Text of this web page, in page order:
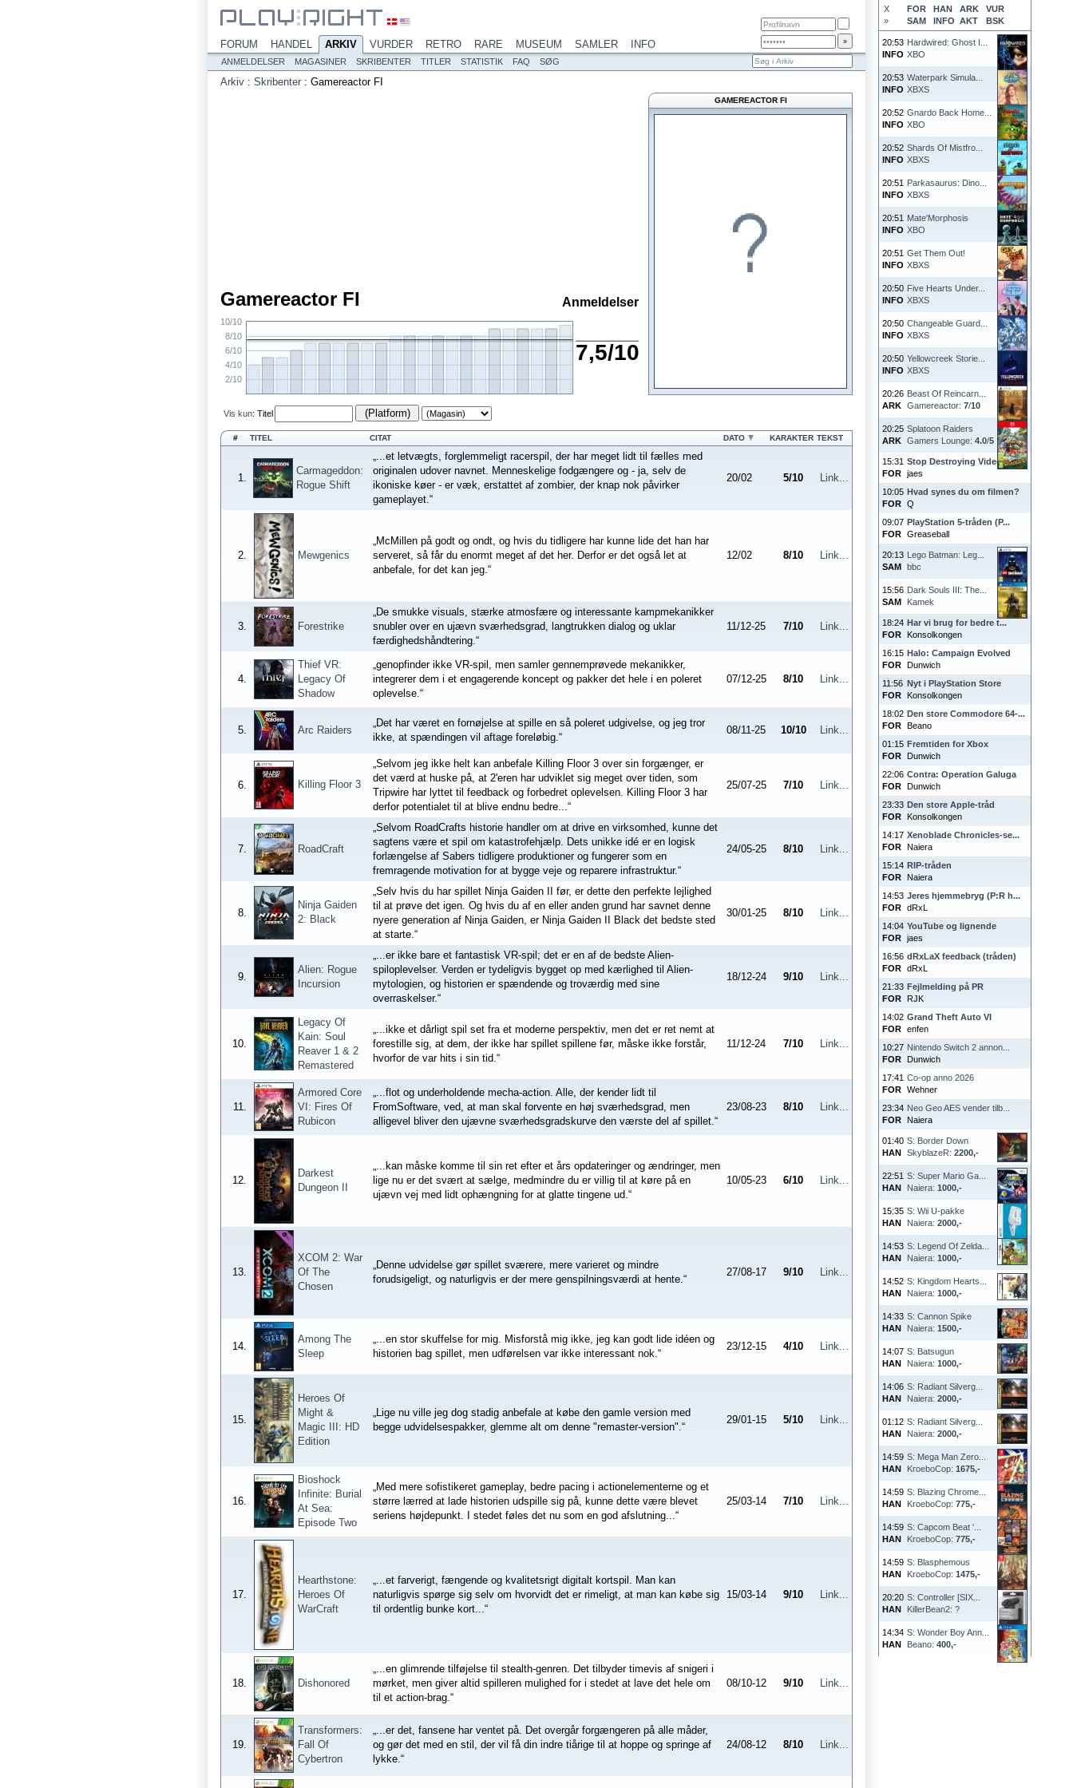
X FOR HAN ARK
VUR
»
SAM INFO AKT BSK
20:53
INFO
Hardwired: Ghost I...
XBO
20:53
INFO
Waterpark Simula...
XBXS
20:52
INFO
Gnardo Back Home...
XBO
20:52
INFO
Shards Of Mistfro...
XBXS
20:51
INFO
Parkasaurus: Dino...
XBXS
20:51
INFO
Mate'Morphosis
XBO
20:51
INFO
Get Them Out!
XBXS
20:50
INFO
Five Hearts Under...
XBXS
20:50
INFO
Changeable Guard...
XBXS
20:50
INFO
Yellowcreek Storie...
XBXS
20:26
ARK
Beast Of Reincarn...
Gamereactor: 7/10
20:25
ARK
Splatoon Raiders
Gamers Lounge: 4.0/5
15:31
FOR
Stop Destroying Videoga...
jaes
10:05
FOR
Hvad synes du om filmen?
Q
09:07
FOR
PlayStation 5-tråden (P...
Greaseball
20:13
SAM
Lego Batman: Leg...
bbc
15:56
SAM
Dark Souls III: The...
Kamek
18:24
FOR
Har vi brug for bedre t...
Konsolkongen
16:15
FOR
Halo: Campaign Evolved
Dunwich
11:56
FOR
Nyt i PlayStation Store
Konsolkongen
18:02
FOR
Den store Commodore 64-...
Beano
01:15
FOR
Fremtiden for Xbox
Dunwich
22:06
FOR
Contra: Operation Galuga
Dunwich
23:33
FOR
Den store Apple-tråd
Konsolkongen
14:17
FOR
Xenoblade Chronicles-se...
Naiera
15:14
FOR
RIP-tråden
Naiera
14:53
FOR
Jeres hjemmebryg (P:R h...
dRxL
14:04
FOR
YouTube og lignende
jaes
16:56
FOR
dRxLaX feedback (tråden)
dRxL
21:33
FOR
Fejlmelding på PR
RJK
14:02
FOR
Grand Theft Auto VI
enfen
10:27
FOR
Nintendo Switch 2 annon...
Dunwich
17:41
FOR
Co-op anno 2026
Wehner
23:34
FOR
Neo Geo AES vender tilb...
Naiera
01:40
HAN
S: Border Down
SkyblazeR: 2200,-
22:51
HAN
S: Super Mario Ga...
Naiera: 1000,-
15:35
HAN
S: Wii U-pakke
Naiera: 2000,-
14:53
HAN
S: Legend Of Zelda...
Naiera: 1000,-
14:52
HAN
S: Kingdom Hearts...
Naiera: 1000,-
14:33
HAN
S: Cannon Spike
Naiera: 1500,-
14:07
HAN
S: Batsugun
Naiera: 1000,-
14:06
HAN
S: Radiant Silverg...
Naiera: 2000,-
01:12
HAN
S: Radiant Silverg...
Naiera: 2000,-
14:59
HAN
S: Mega Man Zero...
KroeboCop: 1675,-
14:59
HAN
S: Blazing Chrome...
KroeboCop: 775,-
14:59
HAN
S: Capcom Beat '...
KroeboCop: 775,-
14:59
HAN
S: Blasphemous
KroeboCop: 1475,-
20:20
HAN
S: Controller [SIX...
KillerBean2: ?
14:34
HAN
S: Wonder Boy Ann...
Beano: 400,-
FORUM HANDEL ARKIV VURDER RETRO RARE MUSEUM SAMLER INFO
ANMELDELSER MAGASINER SKRIBENTER TITLER STATISTIK FAQ SØG
Arkiv : Skribenter : Gamereactor FI
Gamereactor FI Anmeldelser
2/10
4/10
6/10
8/10
10/10
7,5/10
GAMEREACTOR FI
Vis kun: Titel (Platform)
# TITEL CITAT DATO KARAKTER TEKST
1.
Carmageddon:
Rogue Shift
„...et letvægts, forglemmeligt racerspil, der har meget lidt til fælles med
originalen udover navnet. Menneskelige fodgængere og - ja, selv de
ikoniske køer - er væk, erstattet af zombier, der knap nok påvirker
gameplayet.“
20/02 5/10 Link...
2. Mewgenics
„McMillen på godt og ondt, og hvis du tidligere har kunne lide det han har
serveret, så får du enormt meget af det her. Derfor er det også let at
anbefale, for det kan jeg.“
12/02 8/10 Link...
3. Forestrike
„De smukke visuals, stærke atmosfære og interessante kampmekanikker
snubler over en ujævn sværhedsgrad, langtrukken dialog og uklar
færdighedshåndtering.“
11/12-25 7/10 Link...
4.
Thief VR:
Legacy Of
Shadow
„genopfinder ikke VR-spil, men samler gennemprøvede mekanikker,
integrerer dem i et engagerende koncept og pakker det hele i en poleret
oplevelse.“
07/12-25 8/10 Link...
5. Arc Raiders
„Det har været en fornøjelse at spille en så poleret udgivelse, og jeg tror
ikke, at spændingen vil aftage foreløbig.“
08/11-25 10/10 Link...
6. Killing Floor 3
„Selvom jeg ikke helt kan anbefale Killing Floor 3 over sin forgænger, er
det værd at huske på, at 2'eren har udviklet sig meget over tiden, som
Tripwire har lyttet til feedback og forbedret oplevelsen. Killing Floor 3 har
derfor potentialet til at blive endnu bedre...“
25/07-25 7/10 Link...
7. RoadCraft
„Selvom RoadCrafts historie handler om at drive en virksomhed, kunne det
sagtens være et spil om katastrofehjælp. Dets unikke idé er en logisk
forlængelse af Sabers tidligere produktioner og fungerer som en
fremragende motivation for at bygge veje og reparere infrastruktur.“
24/05-25 8/10 Link...
8.
Ninja Gaiden
2: Black
„Selv hvis du har spillet Ninja Gaiden II før, er dette den perfekte lejlighed
til at prøve det igen. Og hvis du af en eller anden grund har savnet denne
nyere generation af Ninja Gaiden, er Ninja Gaiden II Black det bedste sted
at starte.“
30/01-25 8/10 Link...
9.
Alien: Rogue
Incursion
„...er ikke bare et fantastisk VR-spil; det er en af de bedste Alien-
spiloplevelser. Verden er tydeligvis bygget op med kærlighed til Alien-
mytologien, og historien er spændende og troværdig med sine
overraskelser.“
18/12-24 9/10 Link...
10.
Legacy Of
Kain: Soul
Reaver 1 & 2
Remastered
„...ikke et dårligt spil set fra et moderne perspektiv, men det er ret nemt at
forestille sig, at dem, der ikke har spillet spillene før, måske ikke forstår,
hvorfor de var hits i sin tid.“
11/12-24 7/10 Link...
11.
Armored Core
VI: Fires Of
Rubicon
„...flot og underholdende mecha-action. Alle, der kender lidt til
FromSoftware, ved, at man skal forvente en høj sværhedsgrad, men
alligevel bliver den ujævne sværhedsgradskurve den værste del af spillet.“
23/08-23 8/10 Link...
12.
Darkest
Dungeon II
„...kan måske komme til sin ret efter et års opdateringer og ændringer, men
lige nu er det svært at sælge, medmindre du er villig til at køre på en
ujævn vej med lidt ophængning for at glatte tingene ud.“
10/05-23 6/10 Link...
13.
XCOM 2: War
Of The
Chosen
„Denne udvidelse gør spillet sværere, mere varieret og mindre
forudsigeligt, og naturligvis er der mere genspilningsværdi at hente.“
27/08-17 9/10 Link...
14.
Among The
Sleep
„...en stor skuffelse for mig. Misforstå mig ikke, jeg kan godt lide idéen og
historien bag spillet, men udførelsen var ikke interessant nok.“
23/12-15 4/10 Link...
15.
Heroes Of
Might &
Magic III: HD
Edition
„Lige nu ville jeg dog stadig anbefale at købe den gamle version med
begge udvidelsespakker, glemme alt om denne "remaster-version".“
29/01-15 5/10 Link...
16.
Bioshock
Infinite: Burial
At Sea:
Episode Two
„Med mere sofistikeret gameplay, bedre pacing i actionelementerne og et
større lærred at lade historien udspille sig på, kunne dette være blevet
seriens højdepunkt. I stedet føles det nu som en god afslutning...“
25/03-14 7/10 Link...
17.
Hearthstone:
Heroes Of
WarCraft
„...et farverigt, fængende og kvalitetsrigt digitalt kortspil. Man kan
naturligvis spørge sig selv om hvorvidt det er rimeligt, at man kan købe sig
til ordentlig bunke kort...“
15/03-14 9/10 Link...
18. Dishonored
„...en glimrende tilføjelse til stealth-genren. Det tilbyder timevis af snigeri i
mørket, men giver altid spilleren mulighed for i stedet at lave det hele om
til et action-brag.“
08/10-12 9/10 Link...
19.
Transformers:
Fall Of
Cybertron
„...er det, fansene har ventet på. Det overgår forgængeren på alle måder,
og gør det med en stil, der vil få din indre tiårige til at hoppe og springe af
lykke.“
24/08-12 8/10 Link...